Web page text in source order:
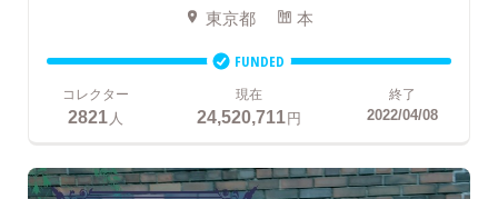
東京都 本
FUNDED
コレクター
2821人
現在
24,520,711円
終了
2022/04/08